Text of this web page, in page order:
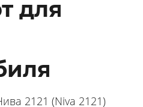
для
2121 (Niva 2121)